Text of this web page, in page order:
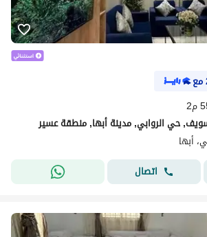
مع
حي الروابي, مدينة أبها, منطقة عسير
أبها
اتصال